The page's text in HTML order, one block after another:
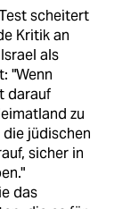
scheitert
Kritik an
als
"Wenn
darauf
zu
jüdischen
sicher in
das